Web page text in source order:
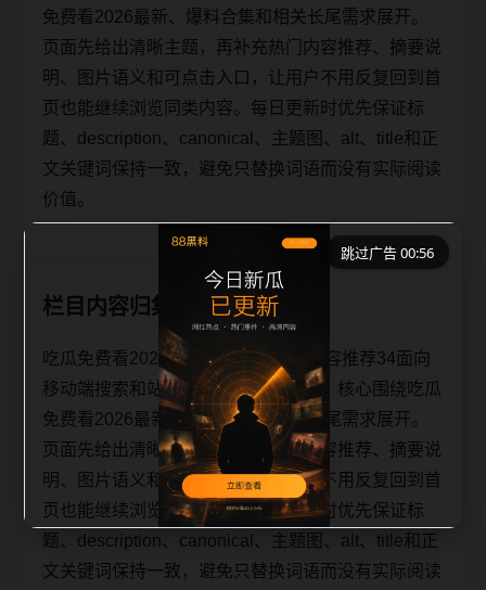
免费看2026最新、爆料合集和相关长尾需求展开。
页面先给出清晰主题，再补充热门内容推荐、摘要说
明、图片语义和可点击入口，让用户不用反复回到首
页也能继续浏览同类内容。每日更新时优先保证标
题、description、canonical、主题图、alt、title和正
文关键词保持一致，避免只替换词语而没有实际阅读
价值。
栏目内容归集
吃瓜免费看2026最新爆料合集热门内容推荐34面向
移动端搜索和站内连续阅读场景整理，核心围绕吃瓜
免费看2026最新、爆料合集和相关长尾需求展开。
页面先给出清晰主题，再补充热门内容推荐、摘要说
明、图片语义和可点击入口，让用户不用反复回到首
页也能继续浏览同类内容。每日更新时优先保证标
题、description、canonical、主题图、alt、title和正
文关键词保持一致，避免只替换词语而没有实际阅读
跳过广告 00:56